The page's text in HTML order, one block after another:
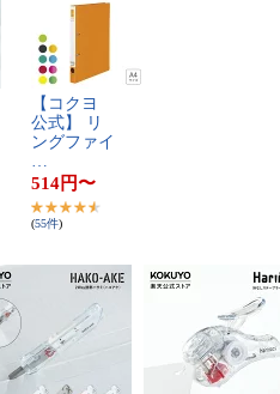
【​コ​ク​ヨ​ ​
公​式​】​ ​リ​
ン​グ​フ​ァ​イ​
…
514円〜
(55件)